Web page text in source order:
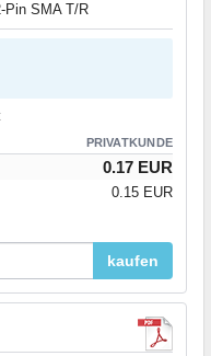
Pin SMA T/R
PRIVATKUNDE
0.17 EUR
0.15 EUR
kaufen